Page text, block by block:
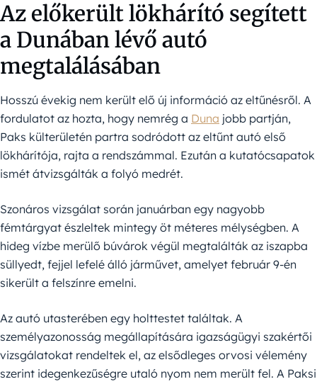
Az előkerült lökhárító segített
a Dunában lévő autó
megtalálásában
Hosszú évekig nem került elő új információ az eltűnésről. A
fordulatot az hozta, hogy nemrég a Duna jobb partján,
Paks külterületén partra sodródott az eltűnt autó első
lökhárítója, rajta a rendszámmal. Ezután a kutatócsapatok
ismét átvizsgálták a folyó medrét.
Szonáros vizsgálat során januárban egy nagyobb
fémtárgyat észleltek mintegy öt méteres mélységben. A
hideg vízbe merülő búvárok végül megtalálták az iszapba
süllyedt, fejjel lefelé álló járművet, amelyet február 9-én
sikerült a felszínre emelni.
Az autó utasterében egy holttestet találtak. A
személyazonosság megállapítására igazságügyi szakértői
vizsgálatokat rendeltek el, az elsődleges orvosi vélemény
szerint idegenkezűségre utaló nyom nem merült fel. A Paksi